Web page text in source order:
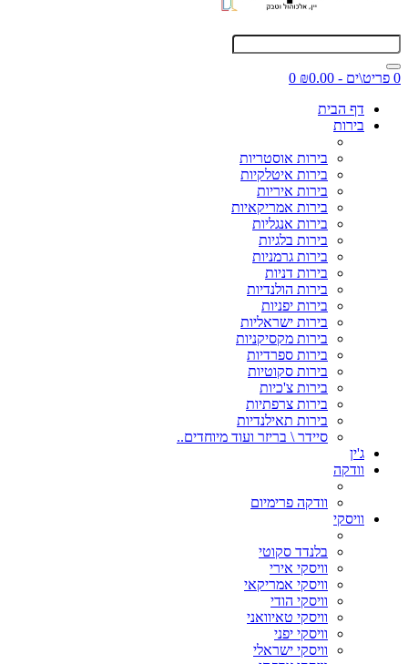
0 פריט\ים - ₪0.00
0
דף הבית
בירות
בירות אוסטריות
בירות איטלקיות
בירות איריות
בירות אמריקאיות
בירות אנגליות
בירות בלגיות
בירות גרמניות
בירות דניות
בירות הולנדיות
בירות יפניות
בירות ישראליות
בירות מקסיקניות
בירות ספרדיות
בירות סקוטיות
בירות צ'כיות
בירות צרפתיות
בירות תאילנדיות
סיידר \ בריזר ועוד מיוחדים..
ג'ין
וודקה
וודקה פרימיום
וויסקי
בלנדד סקוטי
וויסקי אירי
וויסקי אמריקאי
וויסקי הודי
וויסקי טאיוואני
וויסקי יפני
וויסקי ישראלי